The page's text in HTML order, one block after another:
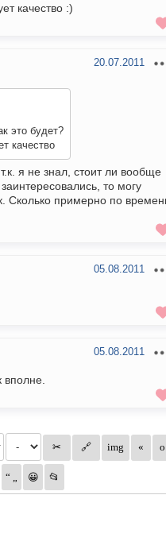
качество :)
20.07.2011
это будет?
качество
я не знал, стоит ли вообще
то могу
Сколько примерно по
05.08.2011
05.08.2011